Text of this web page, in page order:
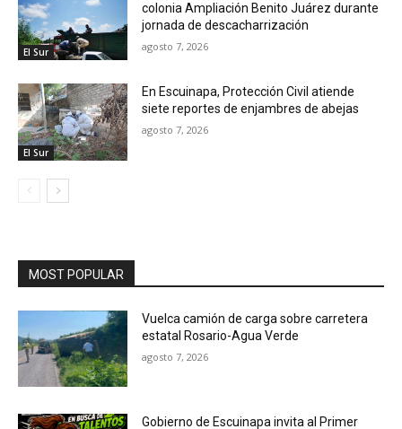
El Sur
colonia Ampliación Benito Juárez durante
jornada de descacharrización
agosto 7, 2026
El Sur
En Escuinapa, Protección Civil atiende
siete reportes de enjambres de abejas
agosto 7, 2026
MOST POPULAR
Vuelca camión de carga sobre carretera
estatal Rosario-Agua Verde
agosto 7, 2026
Gobierno de Escuinapa invita al Primer